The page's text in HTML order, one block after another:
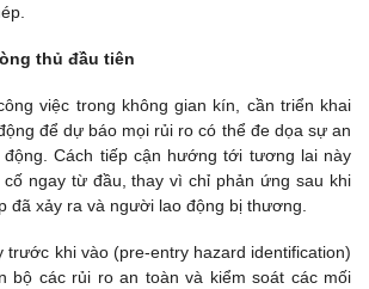
thủ đầu tiên
việc trong không gian kín, cần triển khai
để dự báo mọi rủi ro có thể đe dọa sự an
Cách tiếp cận hướng tới tương lai này
ngay từ đầu, thay vì chỉ phản ứng sau khi
đã xảy ra và người lao động bị thương.
trước khi vào (pre-entry hazard identification)
bộ các rủi ro an toàn và kiểm soát các mối